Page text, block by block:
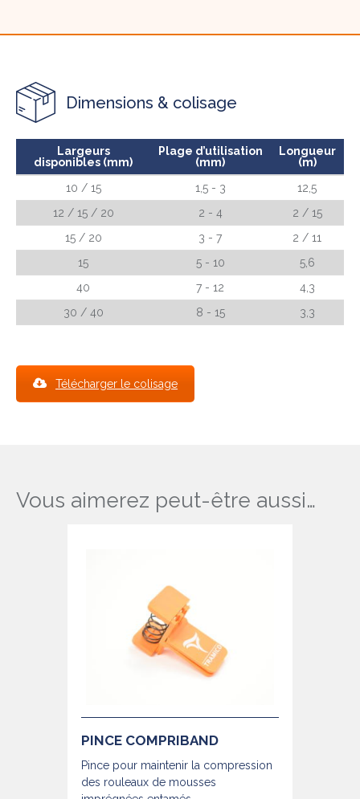
Dimensions & colisage
Largeurs
disponibles (mm)
Plage d’utilisation
(mm)
Longueur
(m)
10 / 15
1,5 - 3
12,5
12 / 15 / 20
2 - 4
2 / 15
15 / 20
3 - 7
2 / 11
15
5 - 10
5,6
40
7 - 12
4,3
30 / 40
8 - 15 3,3
Télécharger le colisage
Vous aimerez peut-être aussi…
PINCE COMPRIBAND
Pince pour maintenir la compression
des rouleaux de mousses